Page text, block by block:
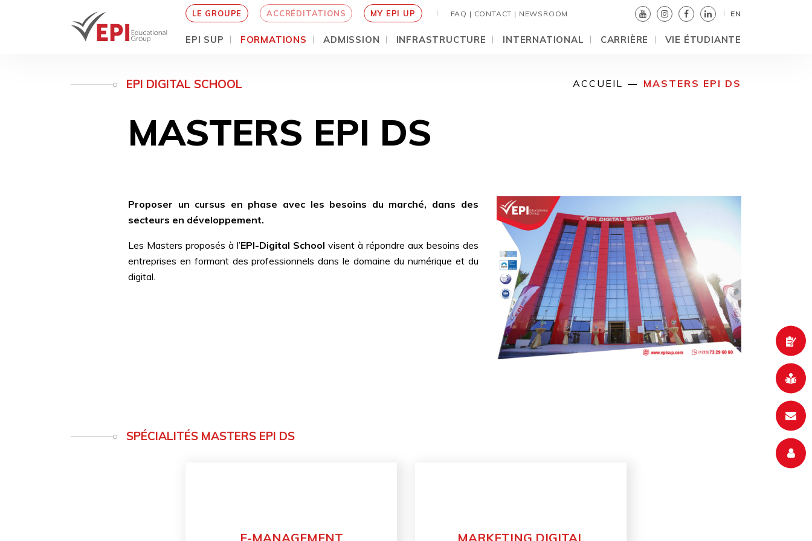
LE GROUPE ACCRÉDITATIONS MY EPI UP FAQ | CONTACT | NEWSROOM EN
EPI SUP FORMATIONS ADMISSION INFRASTRUCTURE INTERNATIONAL CARRIÈRE VIE ÉTUDIANTE
EPI DIGITAL SCHOOL ACCUEIL MASTERS EPI DS
MASTERS EPI DS
Proposer un cursus en phase avec les besoins du marché, dans des
secteurs en développement.
Les Masters proposés à l’EPI-Digital School visent à répondre aux besoins des
entreprises en formant des professionnels dans le domaine du numérique et du
digital.
SPÉCIALITÉS MASTERS EPI DS
E-MANAGEMENT MARKETING DIGITAL